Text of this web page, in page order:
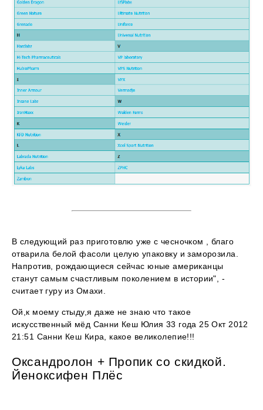
В следующий раз приготовлю уже с чесночком , благо
отварила белой фасоли целую упаковку и заморозила.
Напротив, рождающиеся сейчас юные американцы
станут самым счастливым поколением в истории", -
считает гуру из Омахи.
Ой,к моему стыду,я даже не знаю что такое
искусственный мёд Санни Кеш Юлия 33 года 25 Окт 2012
21:51 Санни Кеш Кира, какое великолепие!!!
Оксандролон + Пропик со скидкой.
Йеноксифен Плёс